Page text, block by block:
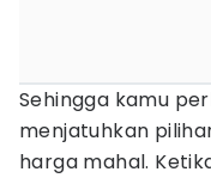
Sehingga kamu
menjatuhkan
harga mahal.